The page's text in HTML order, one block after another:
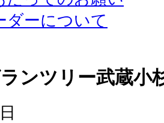
ダーについて
ンツリー武蔵小